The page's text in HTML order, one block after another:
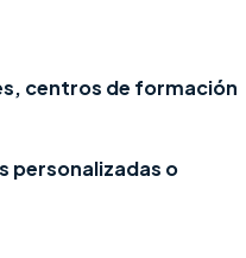
centros de formación
personalizadas o